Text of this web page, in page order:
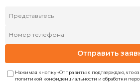
Отправить
Нажимая кнопку «Отправить» я подтверждаю, что
политикой конфиденциальности и обработки